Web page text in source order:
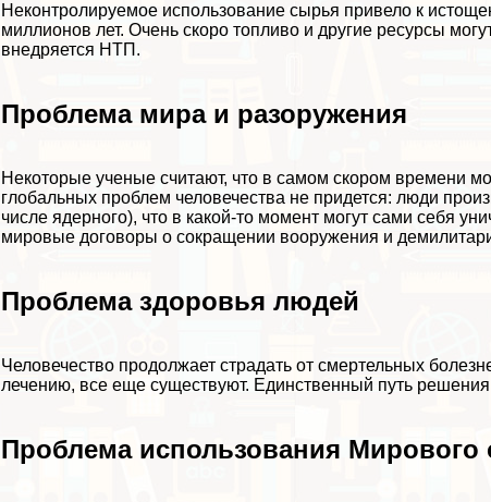
Неконтролируемое использование сырья привело к
миллионов лет. Очень скоро топливо и другие ресурсы
внедряется НТП.
Проблема мира и разоружения
Некоторые ученые считают, что в самом скором времени
глобальных проблем человечества не придется: люди
числе ядерного), что в какой-то момент могут сами себя
мировые договоры о сокращении вооружения и
Проблема здоровья людей
Человечество продолжает страдать от cмepтельных
лечению, все еще существуют. Единственный путь
Проблема использования Мирового